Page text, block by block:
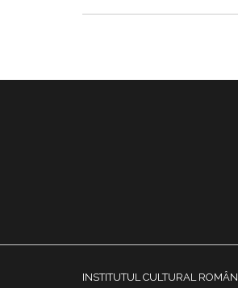
INSTITUTUL CULTURAL ROMÂN